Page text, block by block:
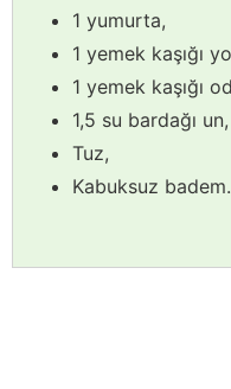
1 yumurta,
1 yemek kaşığı
1 yemek kaşığı
1,5 su bardağı un,
Tuz,
Kabuksuz badem.